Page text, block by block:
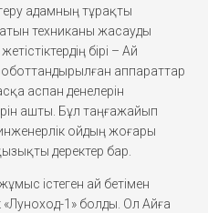
адамның тұрақты
техниканы жасауды
бірі – Ай
аппараттар
аспан денелерін
ашты. Бұл таңғажайып
ойдың жоғары
деректер бар.
істеген ай бетімен
«Луноход-1» болды. Ол Айға